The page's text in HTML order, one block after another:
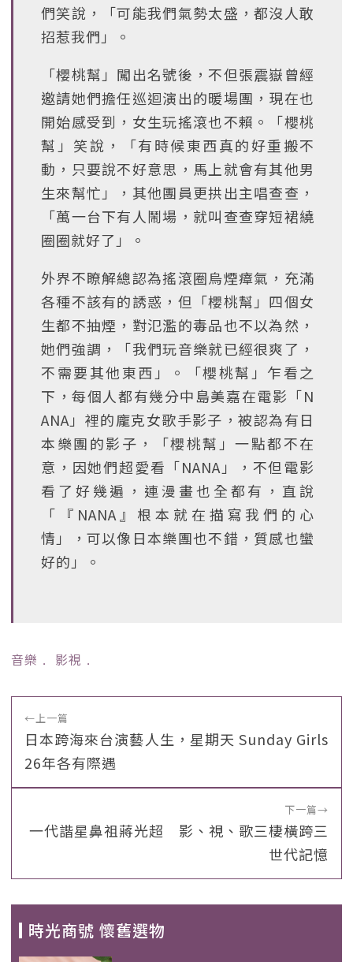
們笑說，「可能我們氣勢太盛，都沒人敢
招惹我們」。
「櫻桃幫」闖出名號後，不但張震嶽曾經
邀請她們擔任巡迴演出的暖場團，現在也
開始感受到，女生玩搖滾也不賴。「櫻桃
幫」笑說，「有時候東西真的好重搬不
動，只要說不好意思，馬上就會有其他男
生來幫忙」，其他團員更拱出主唱查查，
「萬一台下有人鬧場，就叫查查穿短裙繞
圈圈就好了」。
外界不瞭解總認為搖滾圈烏煙瘴氣，充滿
各種不該有的誘惑，但「櫻桃幫」四個女
生都不抽煙，對氾濫的毒品也不以為然，
她們強調，「我們玩音樂就已經很爽了，
不需要其他東西」。「櫻桃幫」乍看之
下，每個人都有幾分中島美嘉在電影「N
ANA」裡的龐克女歌手影子，被認為有日
本樂團的影子，「櫻桃幫」一點都不在
意，因她們超愛看「NANA」，不但電影
看了好幾遍，連漫畫也全都有，直說
「『NANA』根本就在描寫我們的心
情」，可以像日本樂團也不錯，質感也蠻
好的」。
音樂 ﹒ 影視 ﹒
←上一篇
日本跨海來台演藝人生，星期天 Sunday Girls
26年各有際遇
下一篇→
一代諧星鼻祖蔣光超 影、視、歌三棲橫跨三
世代記憶
時光商號 懷舊選物